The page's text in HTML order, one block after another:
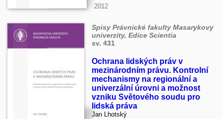
2012
Spisy Právnické fakulty Masarykovy
univerzity, Edice Scientia
sv. 431
Ochrana lidských práv v
mezinárodním právu. Kontrolní
mechanismy na regionální a
univerzální úrovni a možnost
vzniku Světového soudu pro
lidská práva
Jan Lhotský